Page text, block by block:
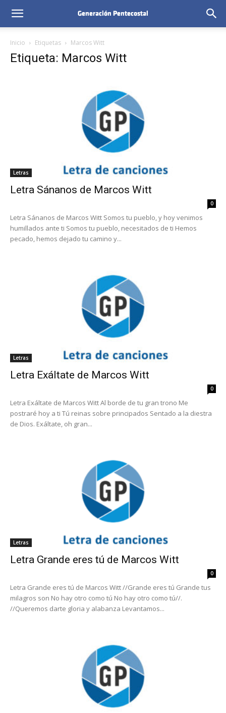
Inicio Etiquetas Marcos Witt
Etiqueta: Marcos Witt
Letras
Letra Sánanos de Marcos Witt
0
Letra Sánanos de Marcos Witt Somos tu pueblo, y hoy venimos
humillados ante ti Somos tu pueblo, necesitados de ti Hemos
pecado, hemos dejado tu camino y...
Letras
Letra Exáltate de Marcos Witt
0
Letra Exáltate de Marcos Witt Al borde de tu gran trono Me
postraré hoy a ti Tú reinas sobre principados Sentado a la diestra
de Dios. Exáltate, oh gran...
Letras
Letra Grande eres tú de Marcos Witt
0
Letra Grande eres tú de Marcos Witt //Grande eres tú Grande tus
milagros son No hay otro como tú No hay otro como tú//.
//Queremos darte gloria y alabanza Levantamos...